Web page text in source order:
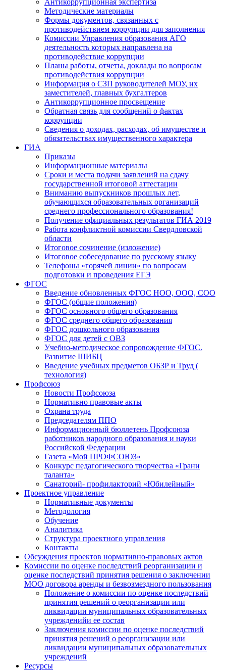
Антикоррупционная экспертиза
Методические материалы
Формы документов, связанных с
противодействием коррупции для заполнения
Комиссии Управления образования АГО
деятельность которых направлена на
противодействие коррупции
Планы работы, отчеты, доклады по вопросам
противодействия коррупции
Информация о СЗП руководителей МОУ, их
заместителей, главных бухгалтеров
Антикоррупционное просвещение
Обратная связь для сообщений о фактах
коррупции
Сведения о доходах, расходах, об имуществе и
обязательствах имущественного характера
ГИА
Приказы
Информационные материалы
Сроки и места подачи заявлений на сдачу
государственной итоговой аттестации
Вниманию выпускников прошлых лет,
обучающихся образовательных организаций
среднего профессионального образования!
Получение официальных результатов ГИА 2019
Работа конфликтной комиссии Свердловской
области
Итоговое сочинение (изложение)
Итоговое собеседование по русскому языку
Телефоны «горячей линии» по вопросам
подготовки и проведения ЕГЭ
ФГОС
Введение обновленных ФГОС НОО, ООО, СОО
ФГОС (общие положения)
ФГОС основного общего образования
ФГОС среднего общего образования
ФГОС дошкольного образования
ФГОС для детей с ОВЗ
Учебно-методическое сопровождение ФГОС.
Развитие ШИБЦ
Введение учебных предметов ОБЗР и Труд (
технология)
Профсоюз
Новости Профсоюза
Нормативно правовые акты
Охрана труда
Председателям ППО
Информационный бюллетень Профсоюза
работников народного образования и науки
Российской Федерации
Газета «Мой ПРОФСОЮЗ»
Конкурс педагогического творчества «Грани
таланта»
Санаторий- профилакторий «Юбилейный»
Проектное управление
Нормативные документы
Методология
Обучение
Аналитика
Структура проектного управления
Контакты
Обсуждения проектов нормативно-правовых актов
Комиссии по оценке последствий реорганизации и
оценке последствий принятия решения о заключении
МОО договора аренды и безвозмездного пользования
Положение о комиссии по оценке последствий
принятия решений о реорганизации или
ликвидации муниципальных образовательных
учрежденийи ее состав
Заключения комиссии по оценке последствий
принятия решений о реорганизации или
ликвидации муниципальных образовательных
учреждений
Ресурсы